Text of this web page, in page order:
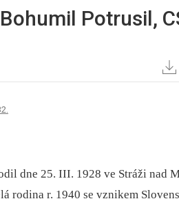
Potrusil,
dne 25. III. 1928 ve Stráži nad
rodina r. 1940 se vznikem